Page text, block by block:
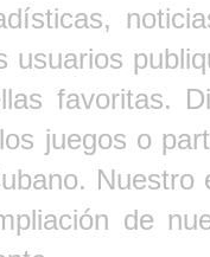
usuarios
favoritas.
juegos o
Nuestro
de